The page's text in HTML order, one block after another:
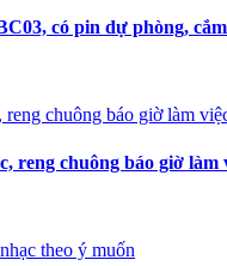
có pin dự phòng,
reng chuông báo giờ